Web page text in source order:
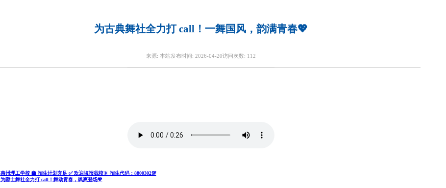
为古典舞社全力打 call！一舞国风，韵满青春💖
来源: 本站发布时间: 2026-04-20访问次数: 112
惠州理工学校 🏫 招生计划充足 ✅ 欢迎填报我校🔆 招生代码：8800302💯
为爵士舞社全力打 call！舞动青春，飒爽登场💖